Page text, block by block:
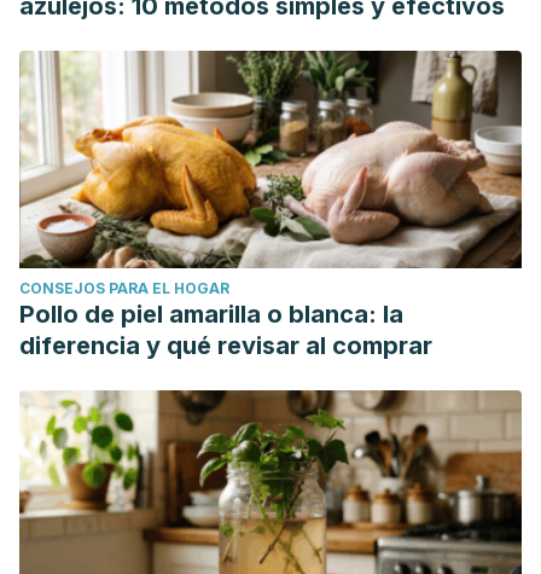
azulejos: 10 métodos simples y efectivos
CONSEJOS PARA EL HOGAR
Pollo de piel amarilla o blanca: la
diferencia y qué revisar al comprar